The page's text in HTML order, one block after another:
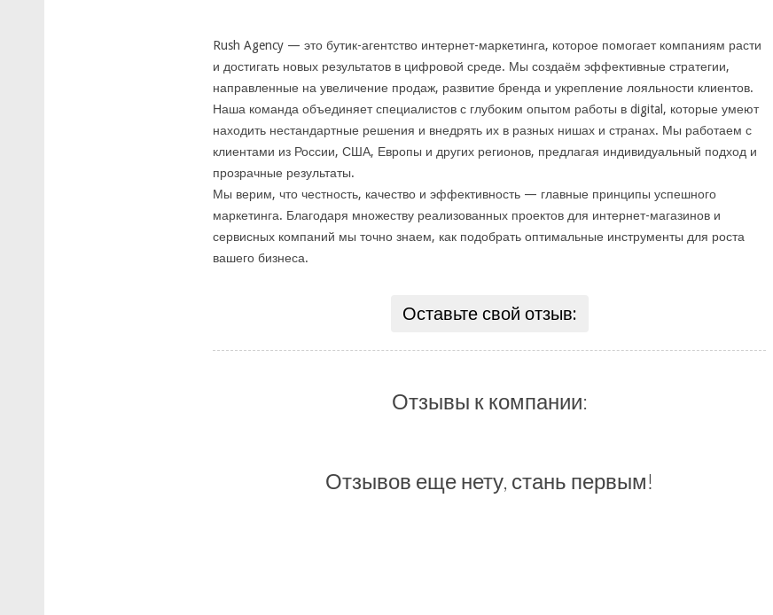
Rush Agency — это бутик-агентство интернет-маркетинга, которое помогает компаниям расти
и достигать новых результатов в цифровой среде. Мы создаём эффективные стратегии,
направленные на увеличение продаж, развитие бренда и укрепление лояльности клиентов.
Наша команда объединяет специалистов с глубоким опытом работы в digital, которые умеют
находить нестандартные решения и внедрять их в разных нишах и странах. Мы работаем с
клиентами из России, США, Европы и других регионов, предлагая индивидуальный подход и
прозрачные результаты.
Мы верим, что честность, качество и эффективность — главные принципы успешного
маркетинга. Благодаря множеству реализованных проектов для интернет-магазинов и
сервисных компаний мы точно знаем, как подобрать оптимальные инструменты для роста
вашего бизнеса.
Оставьте свой отзыв:
Отзывы к компании:
Отзывов еще нету, стань первым!